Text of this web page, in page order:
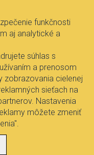
funkčnosti
aj analytické a
súhlas s
a prenosom
zobrazovania cielenej
sieťach na
Nastavenia
môžete zmeniť